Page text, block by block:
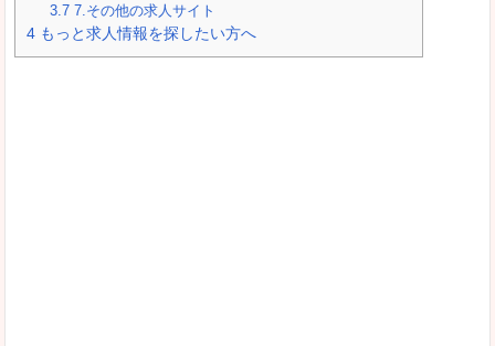
3.7 7.その他の求人サイト
4 もっと求人情報を探したい方へ